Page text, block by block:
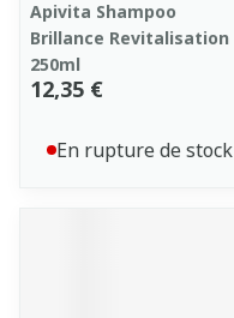
Apivita Shampoo
Brillance Revitalisation
250ml
12,35 €
En rupture de stock